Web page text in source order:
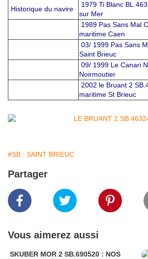
Historique du navire
1979 Ti Blanc
sur Mer
1989 Pas Sans Mal
maritime Caen
03/ 1999 Pas Sans
Saint Brieuc
09/ 1999 Le Canari
Noirmoutier
2002 le Bruant 2
maritime St Brieuc
#SB : SAINT BRIEUC
Partager
Vous aimerez aussi
SKUBER MOR 2 SB.690520 : NOS